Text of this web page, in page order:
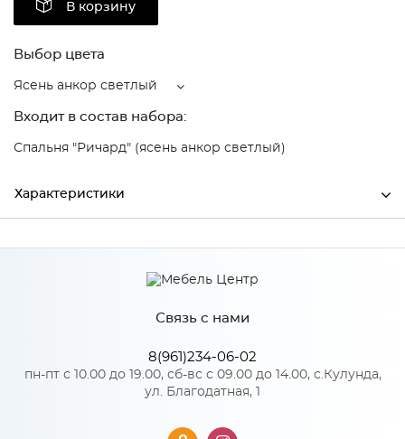
В корзину
Выбор цвета
Ясень анкор светлый
Входит в состав набора:
Спальня "Ричард" (ясень анкор светлый)
Характеристики
Ширина 896
600
22
Тэкс
Ясень анкор светлый
ЛДСП
Связь с нами
8(961)234-06-02
пн-пт с 10.00 до 19.00, сб-вс с 09.00 до 14.00, с.Кулунда,
ул. Благодатная, 1